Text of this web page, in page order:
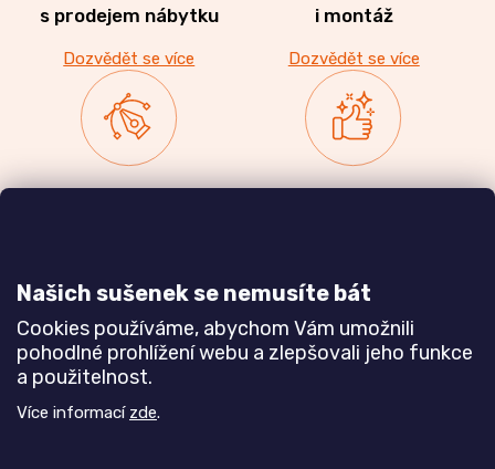
Našich sušenek se nemusíte bát
Cookies používáme, abychom Vám umožnili
pohodlné prohlížení webu a zlepšovali jeho funkce
a použitelnost.
Více informací zde.
s prodejem nábytku
Dozvědět se více
i montáž
Dozvědět se více
Dozvědět se více Dozvědět se více